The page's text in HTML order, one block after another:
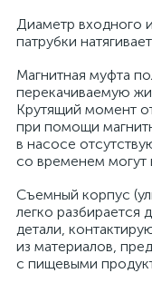
Диаметр входного
патрубки
Магнитная муфта
перекачиваемую
Крутящий момент
при помощи
в насосе
со временем могут
Съемный корпус
легко разбирается
детали,
из материалов,
с пищевыми